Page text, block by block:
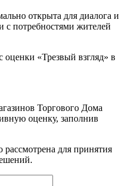
открыта для диалога и
с потребностями жителей
оценки «Трезвый взгляд» в
Торгового Дома
оценку, заполнив
рассмотрена для принятия